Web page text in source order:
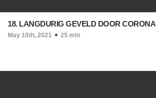
18. LANGDURIG GEVELD DOOR CORONA
May 10th, 2021 25 min